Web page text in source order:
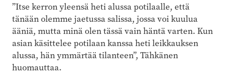
”Itse kerron yleensä heti alussa potilaalle, että
tänään olemme jaetussa salissa, jossa voi kuulua
ääniä, mutta minä olen tässä vain häntä varten. Kun
asian käsittelee potilaan kanssa heti leikkauksen
alussa, hän ymmärtää tilanteen”, Tähkänen
huomauttaa.